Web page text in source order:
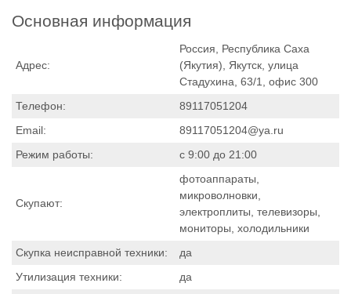
Основная информация
Адрес:
Россия, Республика Саха
(Якутия), Якутск, улица
Стадухина, 63/1, офис 300
Телефон:
89117051204
Email:
89117051204@ya.ru
Режим работы:
с 9:00 до 21:00
Скупают:
фотоаппараты,
микроволновки,
электроплиты, телевизоры,
мониторы, холодильники
Скупка неисправной техники:
да
Утилизация техники:
да